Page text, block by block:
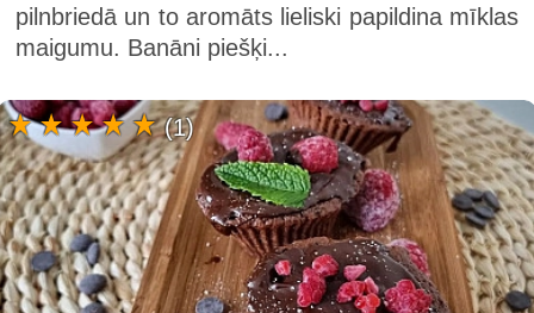
pilnbriedā un to aromāts lieliski papildina mīklas
maigumu. Banāni piešķi...
(1)